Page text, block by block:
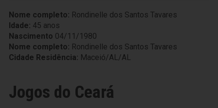
Nome completo: Rondinelle dos Santos Tavares
Idade: 45 anos
Nascimento 04/11/1980
Nome completo: Rondinelle dos Santos Tavares
Cidade Residência: Maceió/AL/AL
Jogos do Ceará